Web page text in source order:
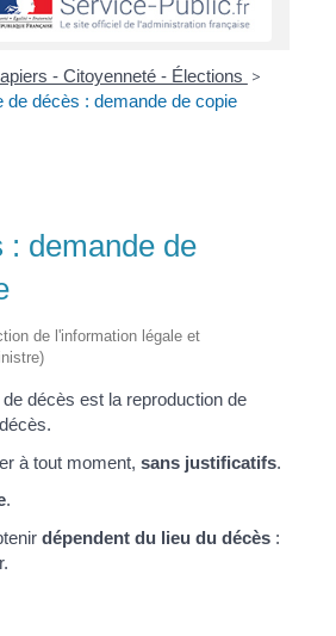
- Citoyenneté - Élections >
de décès : demande de copie
: demande de
de l'information légale et
décès est la reproduction de
à tout moment,sans justificatifs.
.
dépendent du lieu du décès :